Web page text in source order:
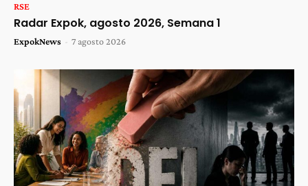
RSE
Radar Expok, agosto 2026, Semana 1
ExpokNews - 7 agosto 2026